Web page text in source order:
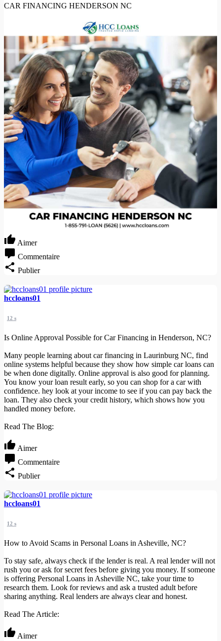
CAR FINANCING HENDERSON NC
Aimer
Commentaire
Publier
hccloans01
12 s
Is Online Approval Possible for Car Financing in Henderson, NC?
Many people learning about car financing in Laurinburg NC, find
online systems helpful because they show how simple car loans can
be when done digitally. Online approval is also good for planning.
You know your loan result early, so you can shop for a car with
confidence. hey look at your income to see if you can pay back the
loan. They also check your credit history, which shows how you
handled money before.
Read The Blog:
Aimer
Commentaire
Publier
hccloans01
12 s
How to Avoid Scams in Personal Loans in Asheville, NC?
To stay safe, always check if the lender is real. A real lender will not
rush you or ask for secret fees before giving you money. If someone
is offering Personal Loans in Asheville NC, take your time to
research them. Look for reviews and ask a trusted adult before
sharing anything. Real lenders are always clear and honest.
Read The Article:
Aimer